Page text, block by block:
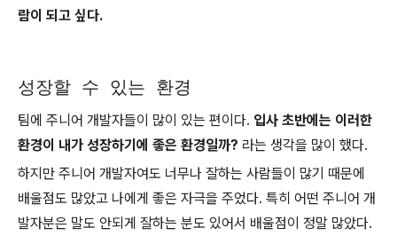
람이 되고 싶다.
성장할 수 있는 환경
팀에 주니어 개발자들이 많이 있는 편이다. 입사 초반에는 이러한
환경이 내가 성장하기에 좋은 환경일까? 라는 생각을 많이 했다.
하지만 주니어 개발자여도 너무나 잘하는 사람들이 많기 때문에
배울점도 많았고 나에게 좋은 자극을 주었다. 특히 어떤 주니어 개
발자분은 말도 안되게 잘하는 분도 있어서 배울점이 정말 많았다.